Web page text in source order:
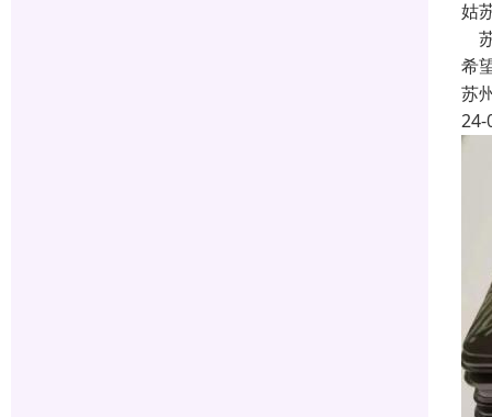
姑
希
苏
24-